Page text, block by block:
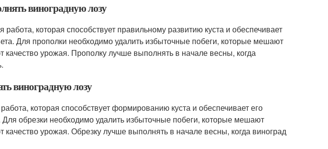
виноградную лозу
которая способствует правильному развитию куста и обеспечивает
Для прополки необходимо удалить избыточные побеги, которые мешают
качество урожая. Прополку лучше выполнять в начале весны, когда
виноградную лозу
которая способствует формированию куста и обеспечивает его
Для обрезки необходимо удалить избыточные побеги, которые мешают
качество урожая. Обрезку лучше выполнять в начале весны, когда виноград